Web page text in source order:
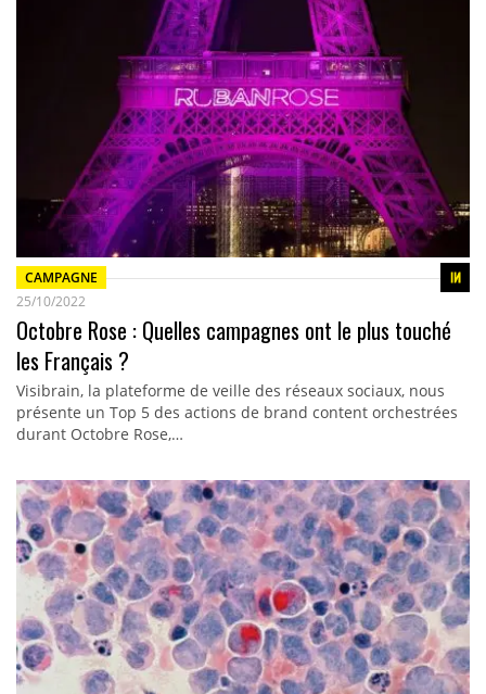
CAMPAGNE
25/10/2022
Octobre Rose : Quelles campagnes ont le plus touché
les Français ?
Visibrain, la plateforme de veille des réseaux sociaux, nous
présente un Top 5 des actions de brand content orchestrées
durant Octobre Rose,…